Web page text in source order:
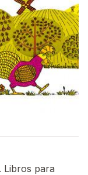
Libros para